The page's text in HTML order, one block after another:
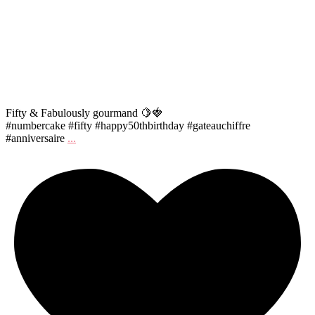
Fifty & Fabulously gourmand 🍋🍓
#numbercake #fifty #happy50thbirthday #gateauchiffre
#anniversaire ...